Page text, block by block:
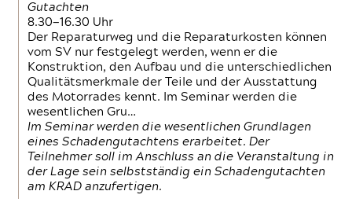
Gutachten
8.30—16.30 Uhr
Der Reparaturweg und die Reparaturkosten können
vom SV nur festgelegt werden, wenn er die
Konstruktion, den Aufbau und die unterschiedlichen
Qualitätsmerkmale der Teile und der Ausstattung
des Motorrades kennt. Im Seminar werden die
wesentlichen Gru…
Im Seminar werden die wesentlichen Grundlagen
eines Schadengutachtens erarbeitet. Der
Teilnehmer soll im Anschluss an die Veranstaltung in
der Lage sein selbstständig ein Schadengutachten
am KRAD anzufertigen.